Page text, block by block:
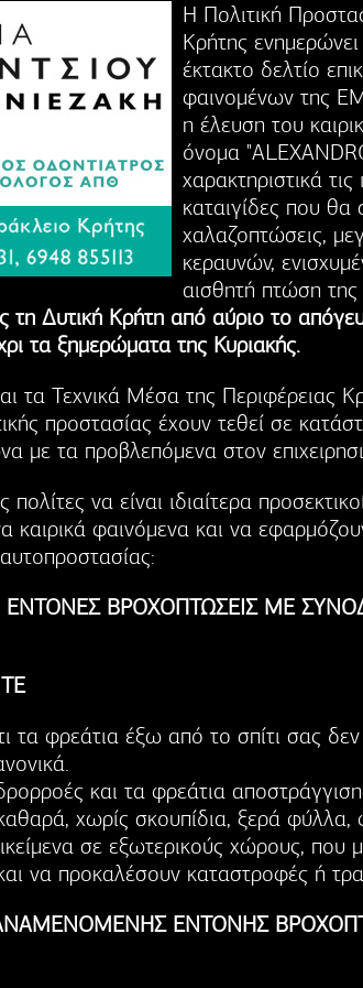
Η Πολιτική
Κρήτης
έκτακτο δελτίο
φαινομένων της
η έλευση του
όνομα
χαρακτηριστικά
καταιγίδες που θα
χαλαζοπτώσεις,
κεραυνών,
αισθητή πτώση
τη Δυτική Κρήτη από αύριο το
τα ξημερώματα της Κυριακής.
τα Τεχνικά Μέσα της Περιφέρειας
προστασίας έχουν τεθεί σε
με τα προβλεπόμενα στον
να είναι ιδιαίτερα
καιρικά φαινόμενα και να
ΕΝΤΟΝΕΣ ΒΡΟΧΟΠΤΩΣΕΙΣ ΜΕ
τα φρεάτια έξω από το σπίτι σας
και τα φρεάτια
χωρίς σκουπίδια, ξερά φύλλα,
σε εξωτερικούς χώρους, που
να προκαλέσουν καταστροφές ή
ΕΝΤΟΝΗΣ